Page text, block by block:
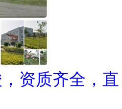
资质齐全，直